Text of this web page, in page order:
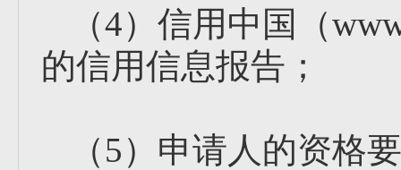
（4）信用中国（
的信用信息报告；
（5）申请人的资格